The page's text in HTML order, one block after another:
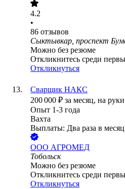
4.2
•
86 отзывов
Сыктывкар, проспект
Можно без резюме
Откликнитесь среди
Откликнуться
Сварщик НАКС
200 000 ₽ за месяц, на руки
Опыт 1-3 года
Вахта
Выплаты: Два раза в месяц
ООО АГРОМЕД
Тобольск
Можно без резюме
Откликнитесь среди
Откликнуться